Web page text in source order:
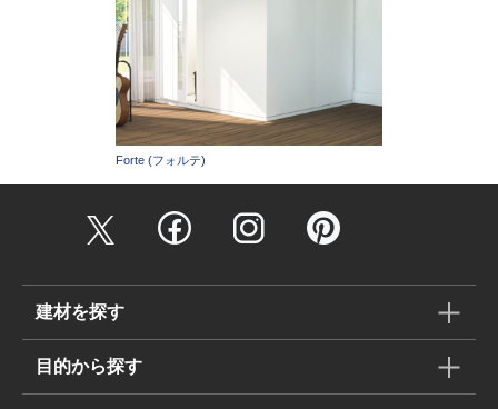
Forte (フォルテ)
建材を探す
目的から探す